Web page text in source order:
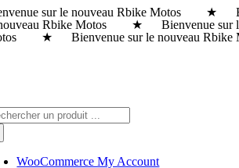
Passer
au
contenu
sur le nouveau Rbike Motos ★
Rbike Motos ★ Bienvenue sur
★ Bienvenue sur le nouveau
WooCommerce My Account